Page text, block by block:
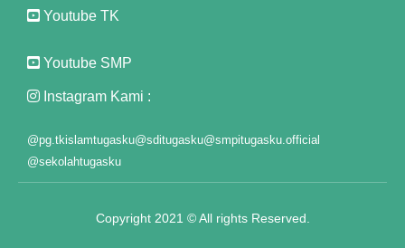
panel
panel
Youtube TK
Youtube SMP
Instagram Kami :
@pg.tkislamtugasku@sditugasku@smpitugasku.official
@sekolahtugasku
Copyright 2021 © All rights Reserved.